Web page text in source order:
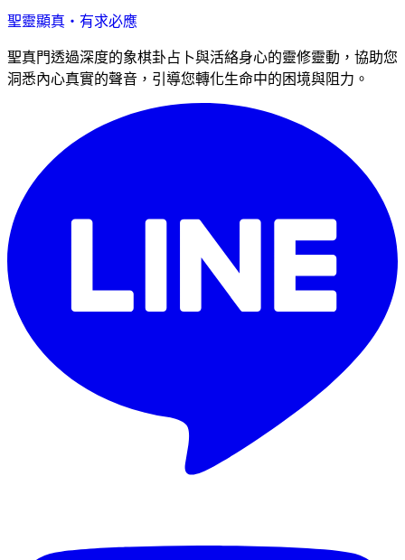
聖靈顯真・有求必應
聖真門透過深度的象棋卦占卜與活絡身心的靈修靈動，協助您
洞悉內心真實的聲音，引導您轉化生命中的困境與阻力。